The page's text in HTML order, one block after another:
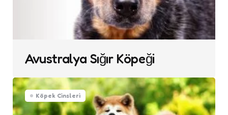
Avustralya Sığır Köpeği
Köpek Cinsleri